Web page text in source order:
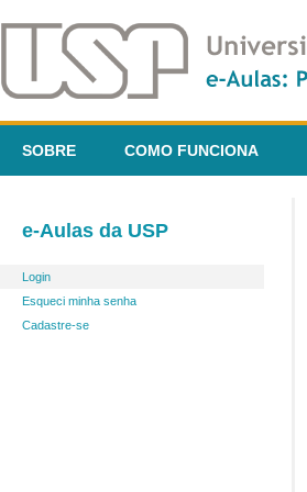
SOBRE COMO FUNCIONA
e-Aulas da USP
Login
Esqueci minha senha
Cadastre-se